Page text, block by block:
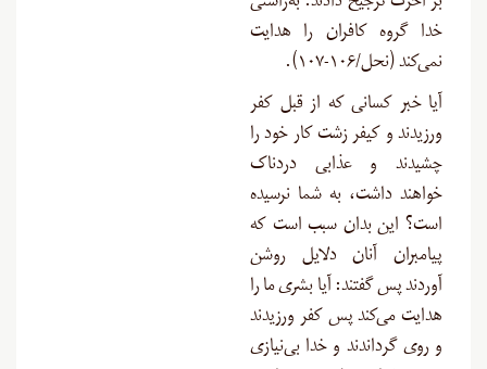
بر آخرت ترجیح دادند. به‌راستی
خدا گروه کافران را هدایت
نمی‌کند (نحل/۱۰۶-۱۰۷).
آیا خبر کسانی که از قبل کفر
ورزیدند و کیفر زشت کار خود را
چشیدند و عذابی دردناک
خواهند داشت، به شما نرسیده
است؟ این بدان سبب است که
پیامبران آنان دلایل روشن
آوردند پس گفتند: آیا بشری ما را
هدایت می‌کند پس کفر ورزیدند
و روی گرداندند و خدا بی‌نیازی